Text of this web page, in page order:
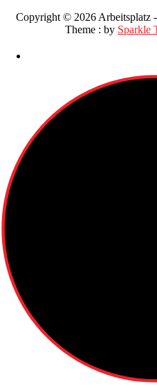
Copyright © 2026 Arbeitsplatz
Theme : by Sparkle